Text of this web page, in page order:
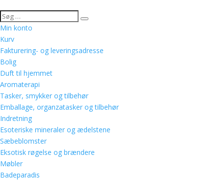
Min konto
Kurv
Fakturering- og leveringsadresse
Bolig
Duft til hjemmet
Aromaterapi
Tasker, smykker og tilbehør
Emballage, organzatasker og tilbehør
Indretning
Esoteriske mineraler og ædelstene
Sæbeblomster
Eksotisk røgelse og brændere
Møbler
Badeparadis